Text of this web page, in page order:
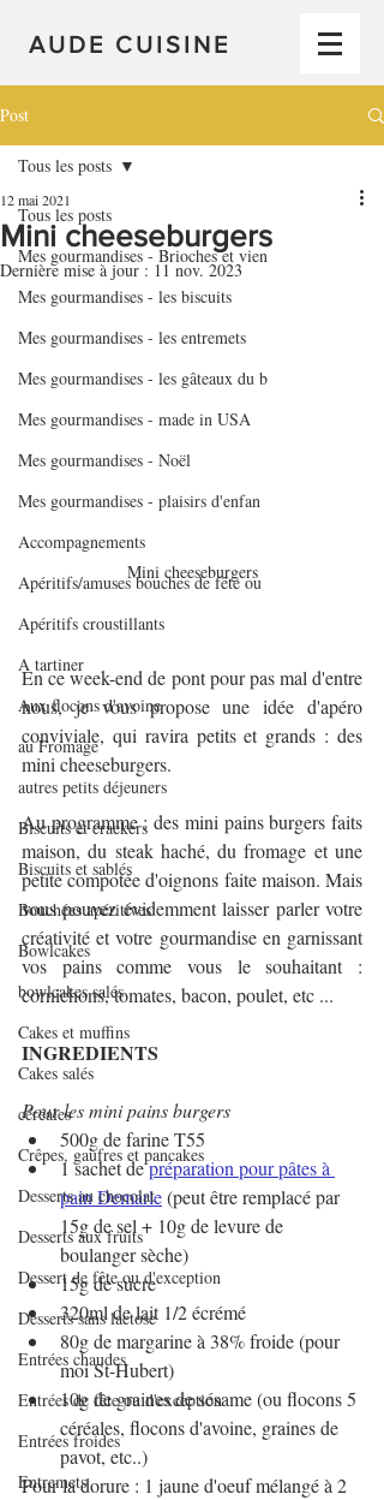
AUDE CUISINE
Post
Tous les posts
Mes gourmandises - Brioches et vien
Mes gourmandises - les biscuits
Mes gourmandises - les entremets
Mes gourmandises - les gâteaux du b
Mes gourmandises - made in USA
Mes gourmandises - Noël
Mes gourmandises - plaisirs d'enfan
Accompagnements
Apéritifs/amuses bouches de fête ou
Apéritifs croustillants
A tartiner
Aux flocons d'avoine
au Fromage
autres petits déjeuners
Biscuits et crackers
Biscuits et sablés
Bouchées apéritives
Bowlcakes
bowlcakes salés
Cakes et muffins
Cakes salés
céréales
Crêpes, gaufres et pancakes
Desserts au chocolat
Desserts aux fruits
Dessert de fête ou d'exception
Desserts sans lactose
Entrées chaudes
Entrées de fête ou d'exception
Entrées froides
Entremets
Tous les posts
Mini cheeseburgers
12 mai 2021
Dernière mise à jour : 11 nov. 2023
Mini cheeseburgers
En ce week-end de pont pour pas mal d'entre
nous, je vous propose une idée d'apéro
conviviale, qui ravira petits et grands : des
mini cheeseburgers.
Au programme : des mini pains burgers faits
maison, du steak haché, du fromage et une
petite compotée d'oignons faite maison. Mais
vous pouvez évidemment laisser parler votre
créativité et votre gourmandise en garnissant
vos pains comme vous le souhaitant :
cornichons, tomates, bacon, poulet, etc ...
INGREDIENTS
Pour les mini pains burgers
500g de farine T55
1 sachet de préparation pour pâtes à
pain Demarle (peut être remplacé par
15g de sel + 10g de levure de
boulanger sèche)
15g de sucre
320ml de lait 1/2 écrémé
80g de margarine à 38% froide (pour
moi St-Hubert)
10g de graines de sésame (ou flocons 5
céréales, flocons d'avoine, graines de
pavot, etc..)
Pour la dorure : 1 jaune d'oeuf mélangé à 2